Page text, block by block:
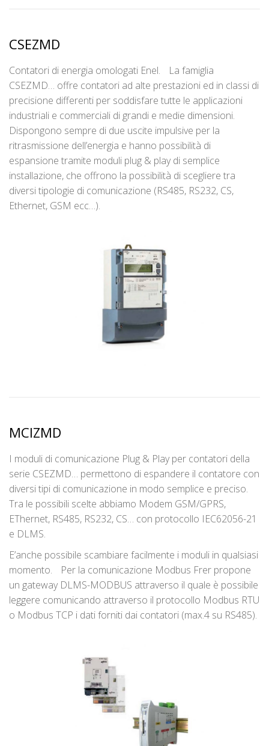
CSEZMD
Contatori di energia omologati Enel. La famiglia
CSEZMD… offre contatori ad alte prestazioni ed in classi di
precisione differenti per soddisfare tutte le applicazioni
industriali e commerciali di grandi e medie dimensioni.
Dispongono sempre di due uscite impulsive per la
ritrasmissione dell’energia e hanno possibilità di
espansione tramite moduli plug & play di semplice
installazione, che offrono la possibilità di scegliere tra
diversi tipologie di comunicazione (RS485, RS232, CS,
Ethernet, GSM ecc…).
MCIZMD
I moduli di comunicazione Plug & Play per contatori della
serie CSEZMD… permettono di espandere il contatore con
diversi tipi di comunicazione in modo semplice e preciso.
Tra le possibili scelte abbiamo Modem GSM/GPRS,
EThernet, RS485, RS232, CS… con protocollo IEC62056-21
e DLMS.
E’anche possibile scambiare facilmente i moduli in qualsiasi
momento. Per la comunicazione Modbus Frer propone
un gateway DLMS-MODBUS attraverso il quale è possibile
leggere comunicando attraverso il protocollo Modbus RTU
o Modbus TCP i dati forniti dai contatori (max.4 su RS485).